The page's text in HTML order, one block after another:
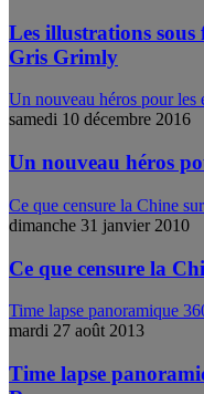
Les illustrations sous
Gris Grimly
Un nouveau héros pour les
samedi 10 décembre 2016
Un nouveau héros
Ce que censure la Chine
dimanche 31 janvier 2010
Ce que censure la
Time lapse panoramique
mardi 27 août 2013
Time lapse